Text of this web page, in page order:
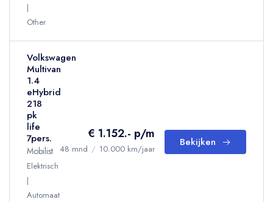
Other
Volkswagen
Multivan
1.4
eHybrid
218
pk
life
7pers.
Mobilist
Elektrisch
Automaat
€ 1.152.- p/m
48 mnd / 10.000 km/jaar
Bekijken